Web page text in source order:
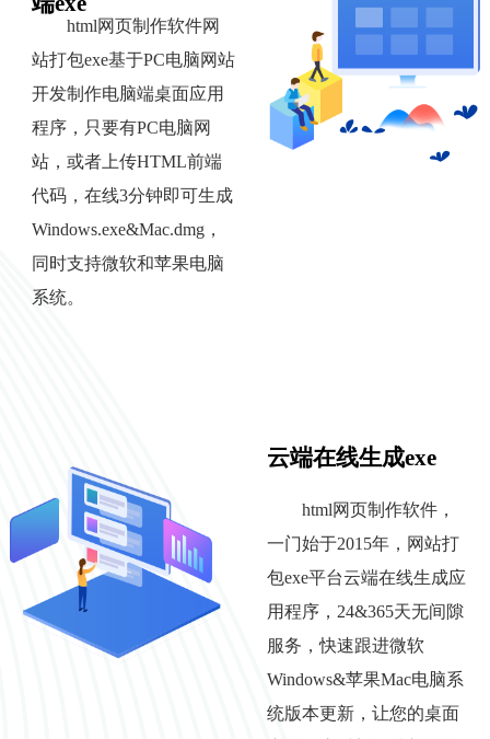
html网页制作软件网
站打包exe基于PC电脑网站
开发制作电脑端桌面应用
程序，只要有PC电脑网
站，或者上传HTML前端
代码，在线3分钟即可生成
Windows.exe&Mac.dmg，
同时支持微软和苹果电脑
系统。
云端在线生成exe
html网页制作软件，
一门始于2015年，网站打
包exe平台云端在线生成应
用程序，24&365天无间隙
服务，快速跟进微软
Windows&苹果Mac电脑系
统版本更新，让您的桌面